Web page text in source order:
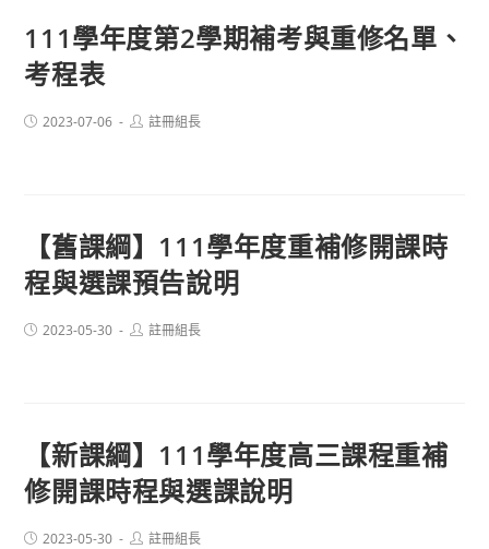
111學年度第2學期補考與重修名單、
考程表
Post2023-07-06
Post註冊組長
【舊課綱】111學年度重補修開課時
程與選課預告說明
Post2023-05-30
Post註冊組長
【新課綱】111學年度高三課程重補
修開課時程與選課說明
Post2023-05-30
Post註冊組長